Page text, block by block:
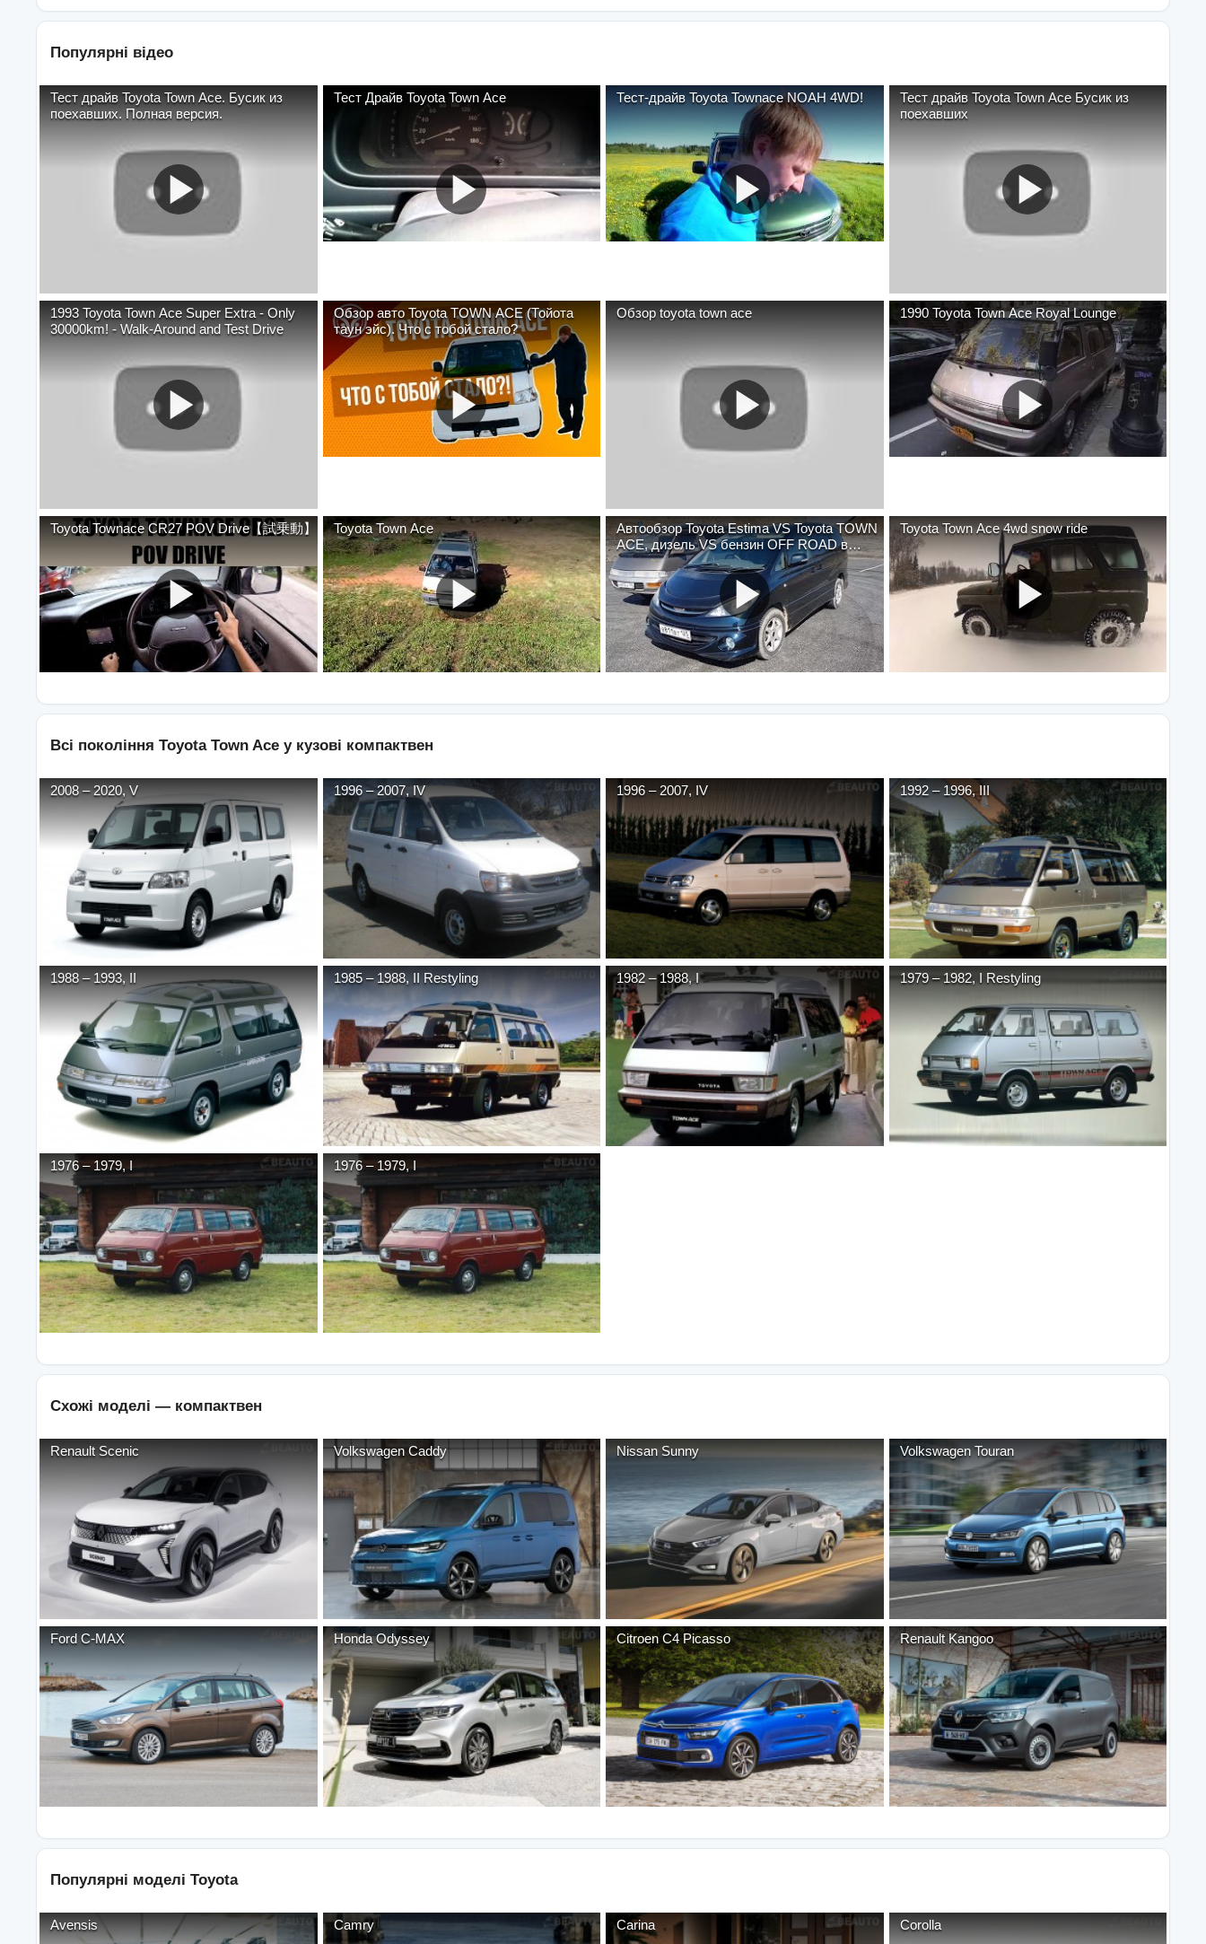
Популярні відео
Тест драйв Toyota Town Ace. Бусик из
поехавших. Полная версия.
Тест Драйв Toyota Town Ace Тест-драйв Toyota Townace NOAH 4WD!
Тест драйв Toyota Town Ace Бусик из
поехавших
1993 Toyota Town Ace Super Extra - Only
30000km! - Walk-Around and Test Drive
Обзор авто Toyota TOWN ACE (Тойота
таун эйс). Что с тобой стало?
Обзор toyota town ace 1990 Toyota Town Ace Royal Lounge
Toyota Townace CR27 POV Drive【試乗動】 Toyota Town Ace
Автообзор Toyota Estima VS Toyota TOWN
ACE, дизель VS бензин OFF ROAD в
конце видео
Toyota Town Ace 4wd snow ride
Всі покоління Toyota Town Ace у кузові компактвен
2008 –2020,V 1996–2007,IV 1996 – 2007, IV 1992–1996, III
1988 –1993,II 1985–1988, II Restyling 1982 –1988,I 1979– 1982, I Restyling
1976 – 1979, I 1976– 1979, I
Схожі моделі — компактвен
Renault Scenic Volkswagen Caddy Nissan Sunny Volkswagen Touran
Ford C-MAX Honda Odyssey Citroen C4 Picasso Renault Kangoo
Популярні моделі Toyota
Avensis Camry Carina Corolla